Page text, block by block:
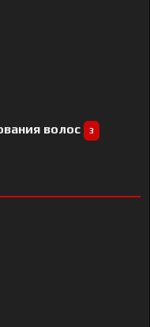
волос 3